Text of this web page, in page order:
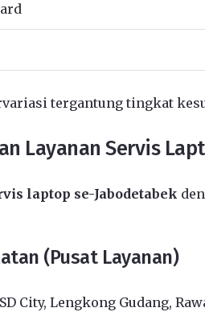
tergantung tingkat
Layanan Servis
laptop se-Jabodetabek
(Pusat Layanan)
City, Lengkong Gudang,